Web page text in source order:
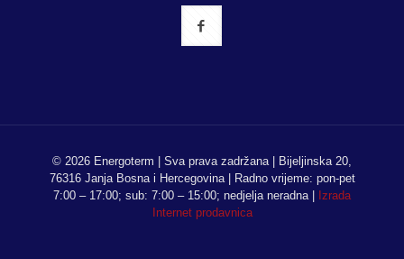
© 2026 Energoterm | Sva prava zadržana | Bijeljinska 20,
76316 Janja Bosna i Hercegovina | Radno vrijeme: pon-pet
7:00 – 17:00; sub: 7:00 – 15:00; nedjelja neradna |
Izrada
Internet prodavnica